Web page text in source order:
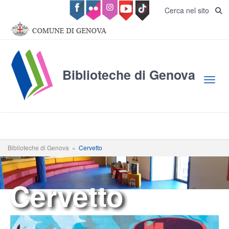
Salta al contenuto principale Cerca nel sito
Biblioteche di Genova
Biblioteche di Genova » Cervetto
Cervetto